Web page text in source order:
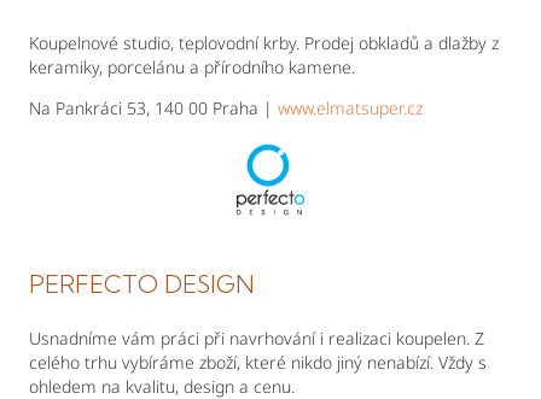
Koupelnové studio, teplovodní krby. Prodej obkladů a dlažby z
keramiky, porcelánu a přírodního kamene.
Na Pankráci 53, 140 00 Praha | www.elmatsuper.cz
PERFECTO DESIGN
Usnadníme vám práci při navrhování i realizaci koupelen. Z
celého trhu vybíráme zboží, které nikdo jiný nenabízí. Vždy s
ohledem na kvalitu, design a cenu.